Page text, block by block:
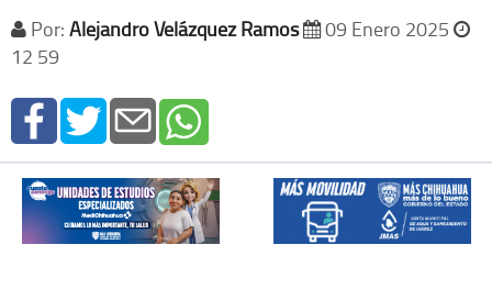
Por: Alejandro Velázquez Ramos
09 Enero 2025
12 59